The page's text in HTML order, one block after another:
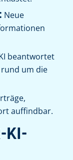
Neue
beantwortet
um die
auffindbar.
KI-